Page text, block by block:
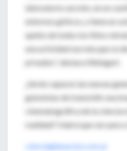
laboratorio secreto, en un
entornos góticos, y tiene un
quinto de todos los films
una actividad secreta que se
privados", destaca Weingart.
¿Serán capaces las nuevas
guionistas de transmitir una
cinematográfica de la ciencia
realidad? Habrá que ver para
ciencia@lanacion.com.ar